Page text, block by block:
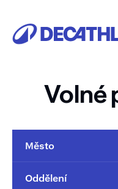
Volné
Město
Oddělení